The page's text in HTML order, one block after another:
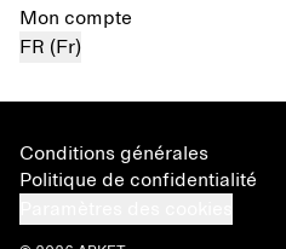
Mon compte
FR (Fr)
Conditions générales
Politique de confidentialité